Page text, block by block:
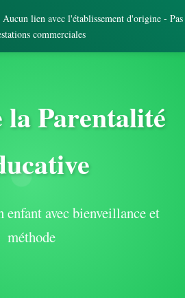
lien avec l'établissement d'origine - Pas
commerciales
la Parentalité
enfant avec bienveillance et
méthode